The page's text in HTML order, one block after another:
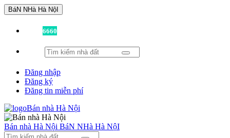
BáN NHà Hà NộI
6660
Đăng nhập
Đăng ký
Đăng tin miễn phí
Bán nhà Hà Nội BáN NHà Hà NộI